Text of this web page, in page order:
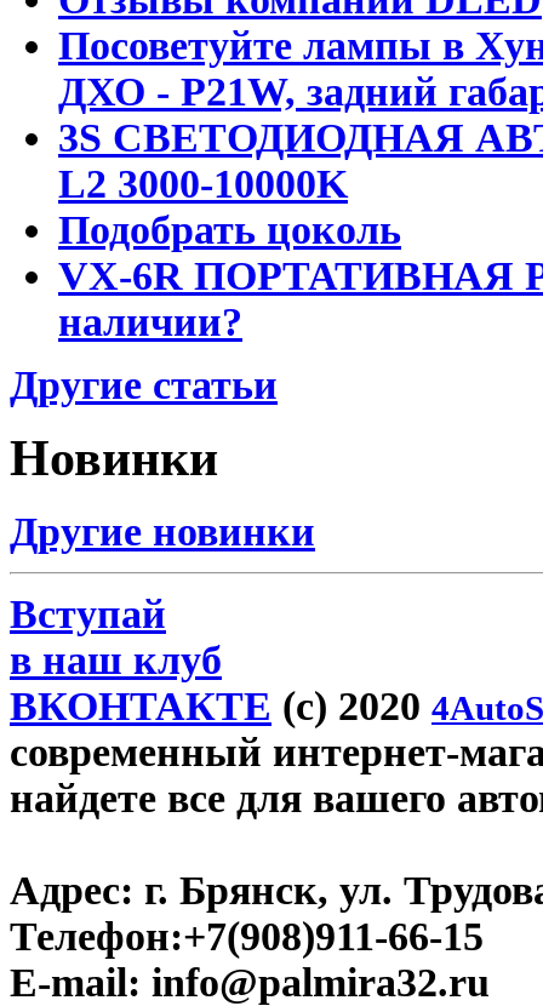
Посоветуйте лампы в
ДХО - P21W, задний
3S СВЕТОДИОДНАЯ
L2 3000-10000K
Подобрать цоколь
VX-6R ПОРТАТИВНАЯ
наличии?
Другие статьи
Новинки
Другие новинки
Вступай
в наш клуб
ВКОНТАКТЕ (c) 2020
современный интернет-
найдете все для вашего
Адрес: г. Брянск, ул.
Телефон:+7(908)911-66-15
E-mail: info@palmira32.ru